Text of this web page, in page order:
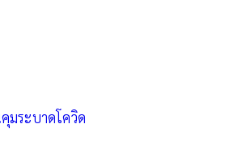
มระบาดโควิด